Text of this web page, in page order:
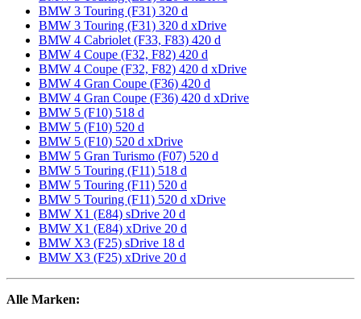
BMW 3 Touring (F31) 320 d
BMW 3 Touring (F31) 320 d xDrive
BMW 4 Cabriolet (F33, F83) 420 d
BMW 4 Coupe (F32, F82) 420 d
BMW 4 Coupe (F32, F82) 420 d xDrive
BMW 4 Gran Coupe (F36) 420 d
BMW 4 Gran Coupe (F36) 420 d xDrive
BMW 5 (F10) 518 d
BMW 5 (F10) 520 d
BMW 5 (F10) 520 d xDrive
BMW 5 Gran Turismo (F07) 520 d
BMW 5 Touring (F11) 518 d
BMW 5 Touring (F11) 520 d
BMW 5 Touring (F11) 520 d xDrive
BMW X1 (E84) sDrive 20 d
BMW X1 (E84) xDrive 20 d
BMW X3 (F25) sDrive 18 d
BMW X3 (F25) xDrive 20 d
Alle Marken: